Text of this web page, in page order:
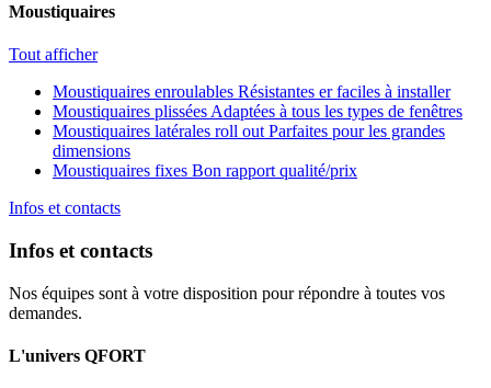
Moustiquaires
Tout afficher
Moustiquaires enroulables Résistantes er faciles à installer
Moustiquaires plissées Adaptées à tous les types de fenêtres
Moustiquaires latérales roll out Parfaites pour les grandes
dimensions
Moustiquaires fixes Bon rapport qualité/prix
Infos et contacts
Infos et contacts
Nos équipes sont à votre disposition pour répondre à toutes vos
demandes.
L'univers QFORT